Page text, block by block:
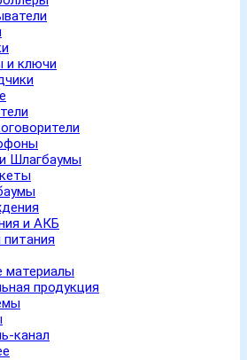
и ключи
Шлагбаумы
и АКБ
питания
продукция
канал